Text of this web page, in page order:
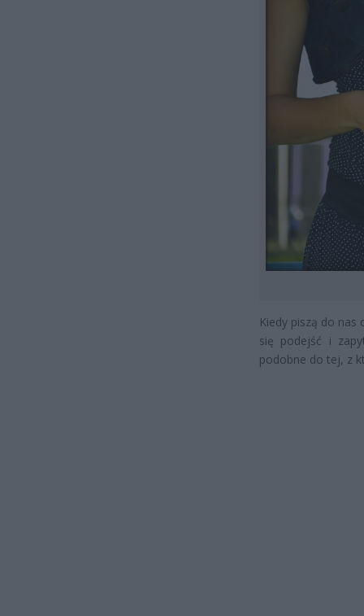
Kiedy piszą do
się podejść i
podobne do tej, z